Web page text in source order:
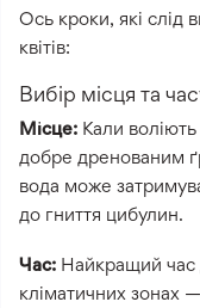
Ось кроки, які слід
квітів:
Вибір місця та
Місце: Кали воліють
добре дренованим
вода може
до гниття цибулин.
Час: Найкращий час
кліматичних зонах